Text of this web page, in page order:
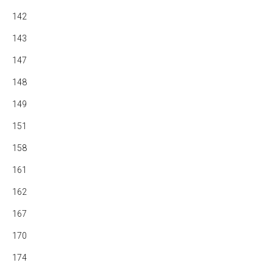
142
143
147
148
149
151
158
161
162
167
170
174